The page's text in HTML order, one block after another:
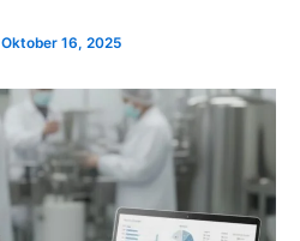
Oktober 16, 2025